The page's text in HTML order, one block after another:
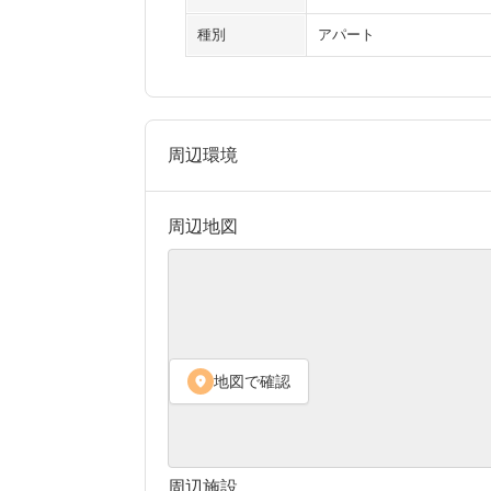
種別 アパート
周辺環境
周辺地図
location_on 地図で確認
周辺施設